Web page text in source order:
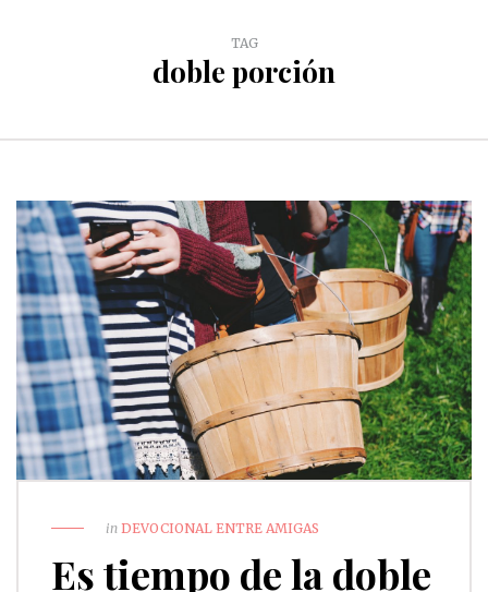
TAG
doble porción
in DEVOCIONAL ENTRE AMIGAS
Es tiempo de la doble